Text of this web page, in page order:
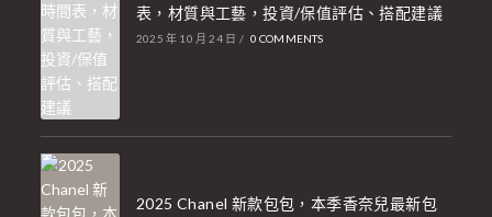
表，材質與工藝，投資/保值評估、搭配建議
2025 年 10 月 24 日 / 0 COMMENTS
2025 Chanel 新款包包，本季香奈兒最新包